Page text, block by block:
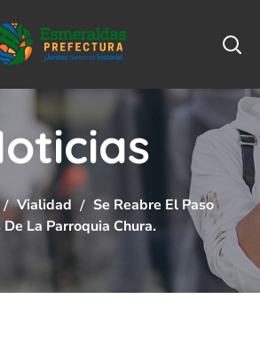
Vialidad
Se Reabre El Paso
La Parroquia Chura.